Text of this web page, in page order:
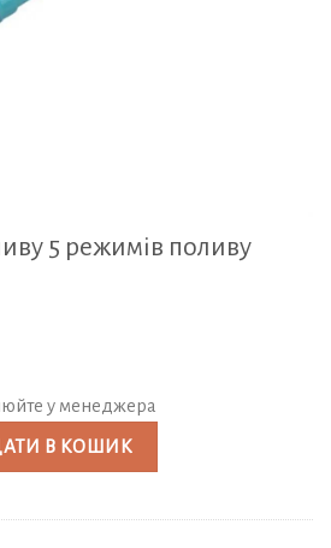
5 режимів поливу
у менеджера
поливу Ender (316014) кількість
В КОШИК